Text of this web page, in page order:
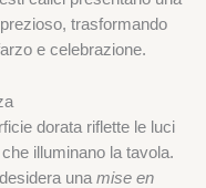
trasformando
e celebrazione.
dorata riflette le luci
illuminano la tavola.
una mise en